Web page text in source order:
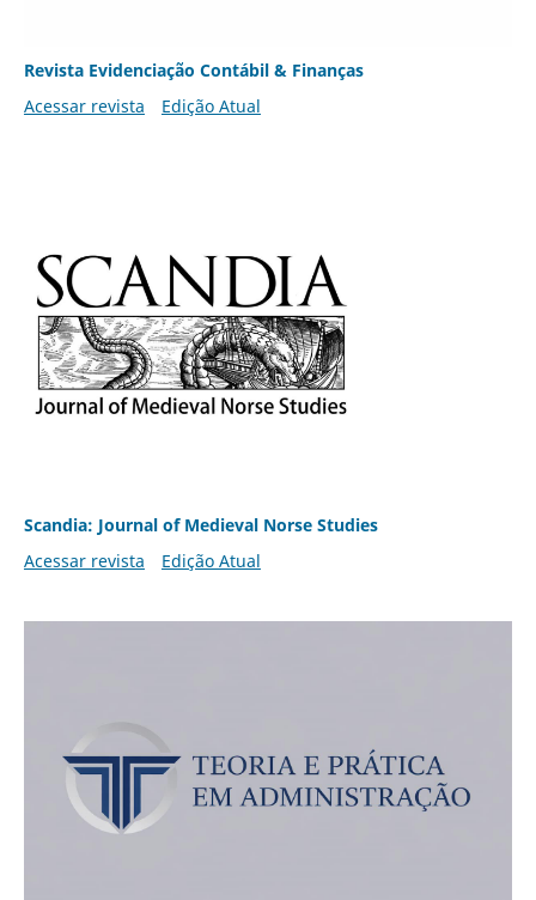
Revista Evidenciação Contábil & Finanças
Acessar revista
Edição Atual
Scandia: Journal of Medieval Norse Studies
Acessar revista
Edição Atual